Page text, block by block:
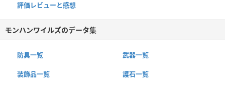
評価レビューと感想
モンハンワイルズのデータ集
防具一覧 武器一覧
装飾品一覧 護石一覧